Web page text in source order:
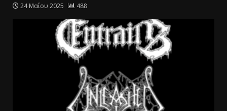
24 Μαΐου 2025 488